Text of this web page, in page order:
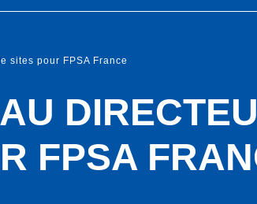
sites pour FPSA France
FPSA